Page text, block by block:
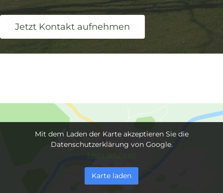
Jetzt Kontakt aufnehmen
Mit dem Laden der Karte akzeptieren Sie die
Datenschutzerklärung von Google.
Mehr erfahren
Karte laden